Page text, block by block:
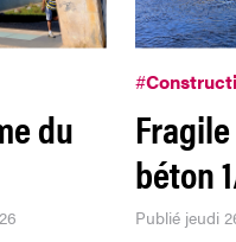
du
#
béton
Publié jeudi